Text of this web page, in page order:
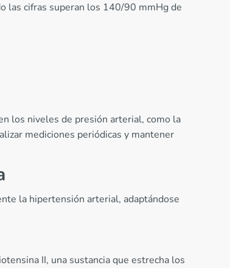
las cifras superan los 140/90 mmHg de
los niveles de presión arterial, como la
mediciones periódicas y mantener
la hipertensión arterial, adaptándose
II, una sustancia que estrecha los